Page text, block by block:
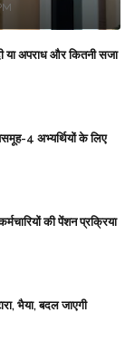
या अपराध और कितनी सजा
4 अभ्यर्थियों के लिए
की पेंशन प्रक्रिया
भैया, बदल जाएगी